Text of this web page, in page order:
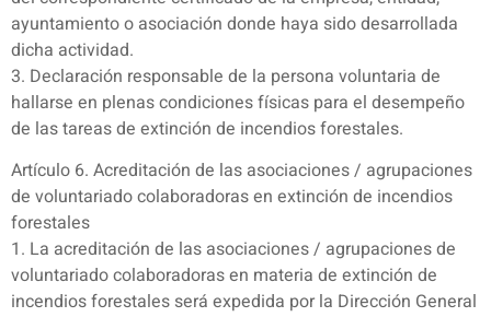
ayuntamiento o asociación donde haya sido desarrollada
dicha actividad.
3. Declaración responsable de la persona voluntaria de
hallarse en plenas condiciones físicas para el desempeño
de las tareas de extinción de incendios forestales.
Artículo 6. Acreditación de las asociaciones / agrupaciones
de voluntariado colaboradoras en extinción de incendios
forestales
1. La acreditación de las asociaciones / agrupaciones de
voluntariado colaboradoras en materia de extinción de
incendios forestales será expedida por la Dirección General